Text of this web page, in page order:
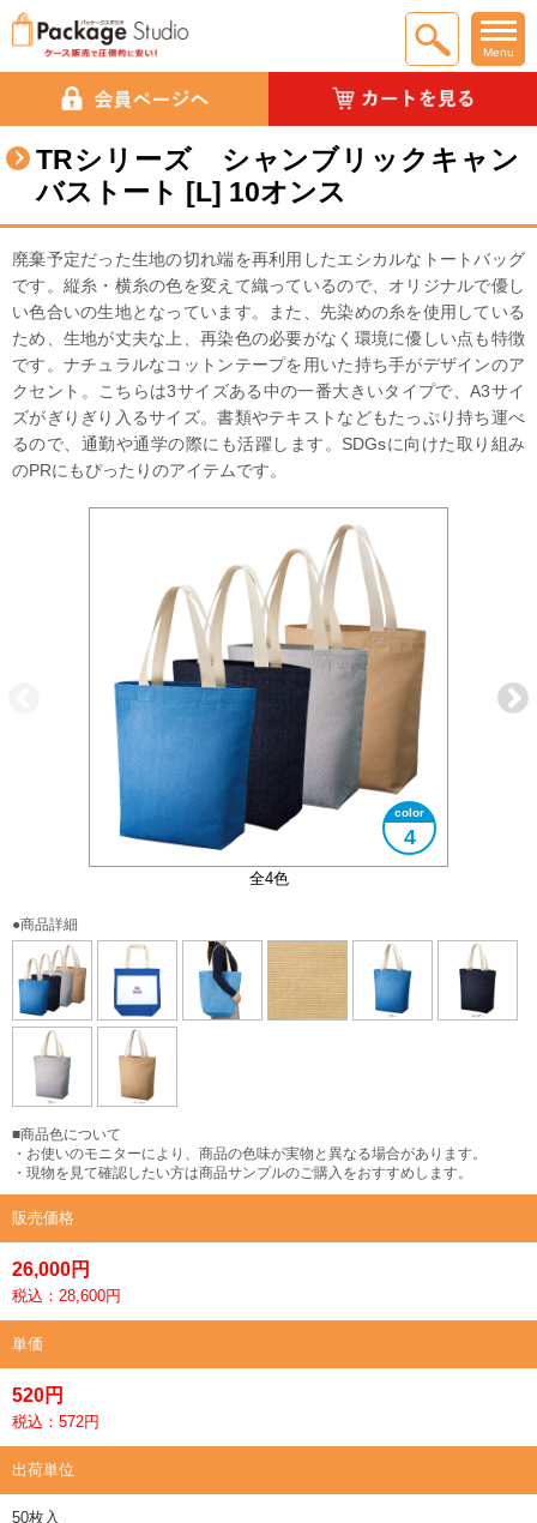
Menu
TRシリーズ シャンブリックキャン
バストート [L] 10オンス
廃棄予定だった生地の切れ端を再利用したエシカルなトートバッグ
です。縦糸・横糸の色を変えて織っているので、オリジナルで優し
い色合いの生地となっています。また、先染めの糸を使用している
ため、生地が丈夫な上、再染色の必要がなく環境に優しい点も特徴
です。ナチュラルなコットンテープを用いた持ち手がデザインのア
クセント。こちらは3サイズある中の一番大きいタイプで、A3サイ
ズがぎりぎり入るサイズ。書類やテキストなどもたっぷり持ち運べ
るので、通勤や通学の際にも活躍します。SDGsに向けた取り組み
のPRにもぴったりのアイテムです。
全4色
4
B4サイズ対応
大きさイメージ
廃棄予定だった生地の切れ端を再利用しています
●商品詳細
■商品色について
・お使いのモニターにより、商品の色味が実物と異なる場合があります。
・現物を見て確認したい方は商品サンプルのご購入をおすすめします。
販売価格
26,000円
税込：28,600円
単価
520円
税込：572円
出荷単位
50枚入